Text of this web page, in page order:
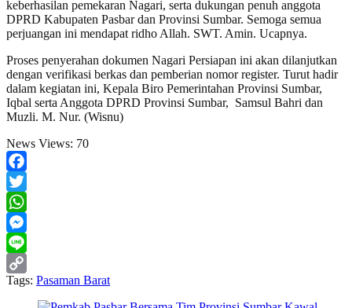
keberhasilan pemekaran Nagari, serta dukungan penuh anggota
DPRD Kabupaten Pasbar dan Provinsi Sumbar. Semoga semua
perjuangan ini mendapat ridho Allah. SWT. Amin. Ucapnya.
Proses penyerahan dokumen Nagari Persiapan ini akan dilanjutkan
dengan verifikasi berkas dan pemberian nomor register. Turut hadir
dalam kegiatan ini, Kepala Biro Pemerintahan Provinsi Sumbar,
Iqbal serta Anggota DPRD Provinsi Sumbar, Samsul Bahri dan
Muzli. M. Nur. (Wisnu)
News Views: 70
Facebook
Twitter
WhatsApp
Messenger
Line
Copy
Tags: Pasaman Barat